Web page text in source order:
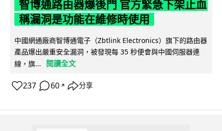
智博通路由器爆後門 官方緊急下架止血
稱漏洞是功能在維修時使用
中國網通廠商智博通電子（Zbtlink Electronics）旗下的路由器
產品爆出嚴重安全漏洞，被發現每 35 秒便會與中國伺服器連
線，旗...
閱讀全文
237 60 ↗ 分享